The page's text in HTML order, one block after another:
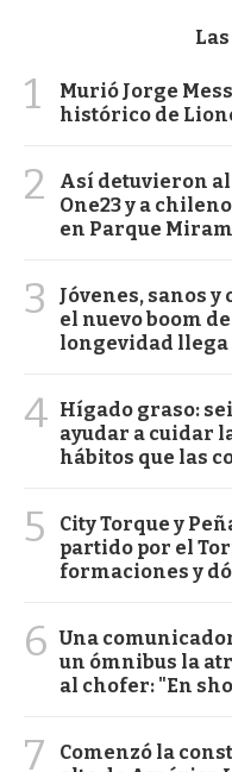
1
Murió Jorge
histórico de
2
Así detuvieron
One23 y a
en Parque
3
Jóvenes, sanos
el nuevo boom
longevidad llega
4 Hígado graso:
ayudar a cuidar
hábitos que las
5
City Torque y
partido por el
formaciones y
6 Una
un ómnibus la
al chofer: "En
7
Comenzó la